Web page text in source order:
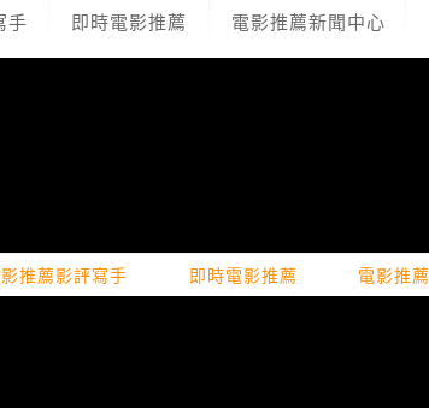
手 即時電影推薦 電影推薦新聞中心
推薦影評寫手 即時電影推薦 電影推